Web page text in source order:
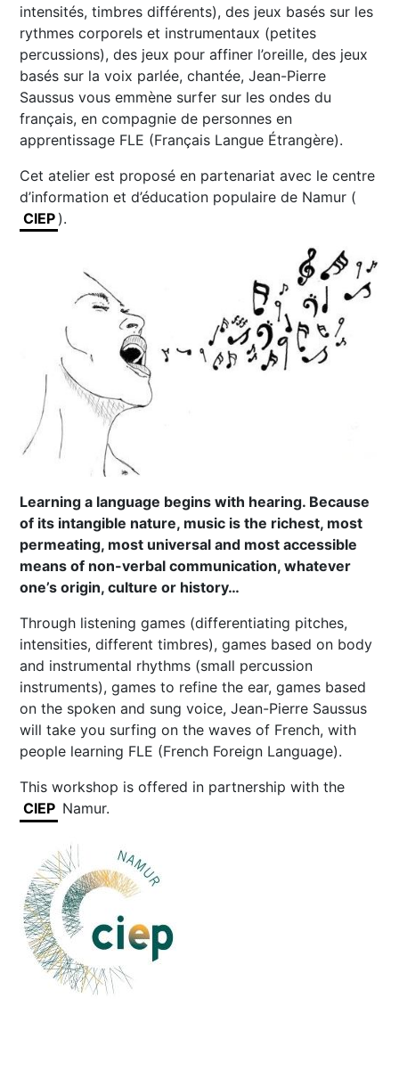
intensités, timbres différents), des jeux basés sur les
rythmes corporels et instrumentaux (petites
percussions), des jeux pour affiner l’oreille, des jeux
basés sur la voix parlée, chantée, Jean-Pierre
Saussus vous emmène surfer sur les ondes du
français, en compagnie de personnes en
apprentissage FLE (Français Langue Étrangère).
Cet atelier est proposé en partenariat avec le centre
d’information et d’éducation populaire de Namur (
CIEP ).
Learning a language begins with hearing. Because
of its intangible nature, music is the richest, most
permeating, most universal and most accessible
means of non-verbal communication, whatever
one’s origin, culture or history…
Through listening games (differentiating pitches,
intensities, different timbres), games based on body
and instrumental rhythms (small percussion
instruments), games to refine the ear, games based
on the spoken and sung voice, Jean-Pierre Saussus
will take you surfing on the waves of French, with
people learning FLE (French Foreign Language).
This workshop is offered in partnership with the
CIEP Namur.